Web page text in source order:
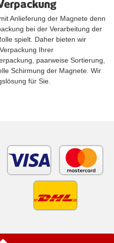
Anlieferung der Magnete denn
bei der Verarbeitung der
spielt. Daher bieten wir
Ihrer
paarweise Sortierung,
Schirmung der Magnete. Wir
für Sie.